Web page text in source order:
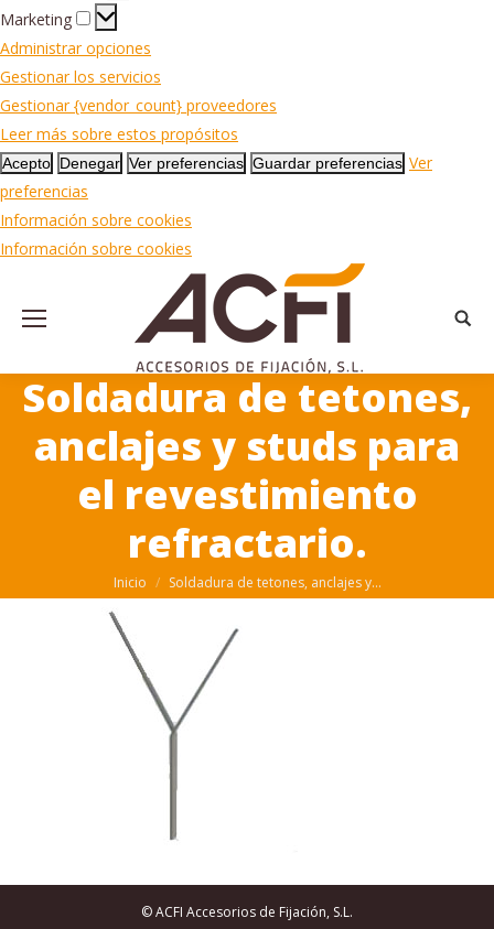
Marketing
Marketing
Administrar opciones
Gestionar los servicios
Gestionar {vendor_count} proveedores
Leer más sobre estos propósitos
Acepto Denegar Ver preferencias Guardar preferencias Ver
preferencias
Información sobre cookies
Información sobre cookies
Soldadura de tetones,
anclajes y studs para
el revestimiento
refractario.
Inicio Soldadura de tetones, anclajes y…
© ACFI Accesorios de Fijación, S.L.